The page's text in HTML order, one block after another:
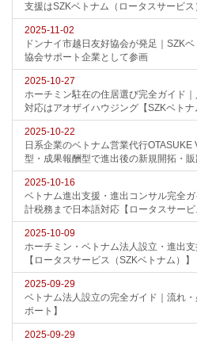
支援はSZKベトナム（ロータスサービス
2025-11-02
ドンナイ市越日友好協会が発足｜SZK
協会サポート企業として参画
2025-10-27
ホーチミン駐在の住居選び完全ガイド
対応はアオザイハウジング【SZKベトナ
2025-10-22
日系企業のベトナム営業代行
型・成果報酬型で進出後の新規開拓・
2025-10-16
ベトナム進出支援・進出コンサル完全
計税務まで日本語対応【ロータスサービ
2025-10-09
ホーチミン・ベトナム法人設立・進出
【ロータスサービス（SZKベトナム）】
2025-09-29
ベトナム法人設立の完全ガイド｜流れ
ポート】
2025-09-29